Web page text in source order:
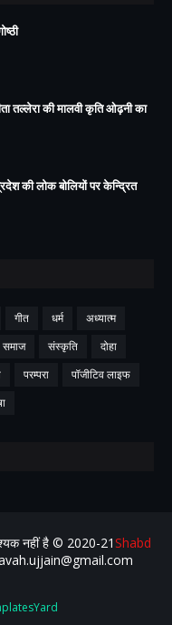
तल्लेरा की मालवी कृति ओढ़नी का
की लोक बोलियों पर केन्द्रित
गीत धर्म
अध्यात्म
समाज संस्कृति
दोहा
परम्परा
पॉजीटिव लाइफ
नहीं है ©️ 2020-21Shabd